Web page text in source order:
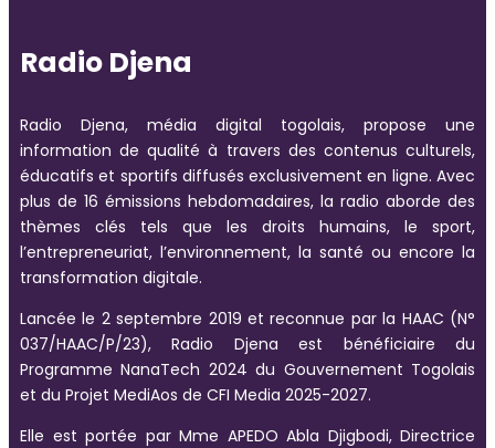
Radio Djena
Radio Djena, média digital togolais, propose une
information de qualité à travers des contenus culturels,
éducatifs et sportifs diffusés exclusivement en ligne. Avec
plus de 16 émissions hebdomadaires, la radio aborde des
thèmes clés tels que les droits humains, le sport,
l’entrepreneuriat, l’environnement, la santé ou encore la
transformation digitale.
Lancée le 2 septembre 2019 et reconnue par la HAAC (N°
037/HAAC/P/23), Radio Djena est bénéficiaire du
Programme NanaTech 2024 du Gouvernement Togolais
et du Projet MediAos de CFI Media 2025-2027.
Elle est portée par Mme APEDO Abla Djigbodi, Directrice